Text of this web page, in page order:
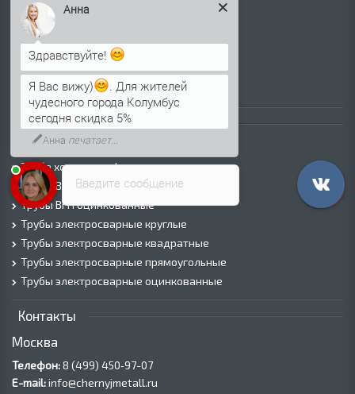
Лист г/к
Лист х/к
Просечно-вытяжной лист (ПВЛ)
Лист рифленый
Лист оцинкованный
Трубы
Трубы горячедеформированные
Труба холоднодеформированная
Трубы ВГП (Водогазопроводные)
Трубы ВГП оцинкованные
Трубы электросварные круглые
Трубы электросварные квадратные
Трубы электросварные прямоугольные
Трубы электросварные оцинкованные
Контакты
Москва
Телефон:8 (499) 450‑97-07
E-mail:info@chernyjmetall.ru
Введите сообщение
Анна
Здравствуйте!
Я Вас вижу)
. Для жителей
чудесного города Колумбус
сегодня скидка 5%
Анна печатает...